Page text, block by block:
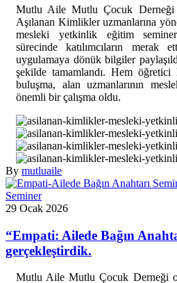
Mutlu Aile Mutlu Çocuk
Aşılanan Kimlikler uzmanlarına
mesleki yetkinlik eğitim
sürecinde katılımcıların merak
uygulamaya dönük bilgiler
şekilde tamamlandı. Hem
buluşma, alan uzmanlarının
önemli bir çalışma oldu.
By mutluaile
Seminer
29 Ocak 2026
“Empati: Ailede Bağın
gerçekleştirdik.
Mutlu Aile Mutlu Çocuk Derneği